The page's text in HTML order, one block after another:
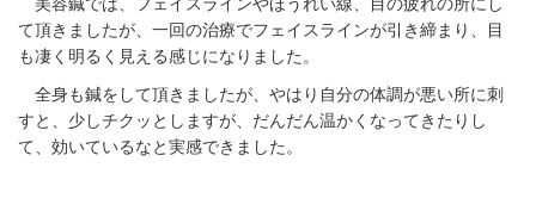
て頂きましたが、一回の治療でフェイスラインが引き締まり、目
も凄く明るく見える感じになりました。
全身も鍼をして頂きましたが、やはり自分の体調が悪い所に刺
すと、少しチクッとしますが、だんだん温かくなってきたりし
て、効いているなと実感できました。